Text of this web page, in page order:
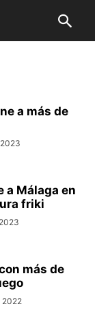
a más de
a Málaga en
friki
más de
2022